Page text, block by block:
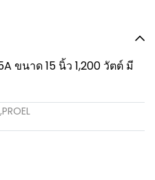
ขนาด 15 นิ้ว 1,200 วัตต์ มี
,PROEL